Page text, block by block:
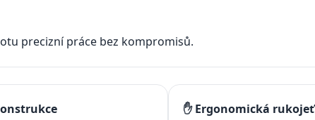
precizní práce bez kompromisů.
✋ Ergonomická rukojeť